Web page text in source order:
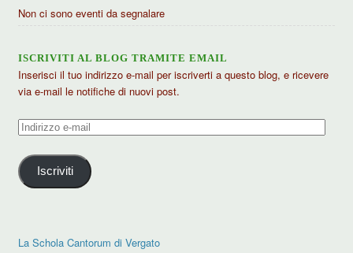
Non ci sono eventi da segnalare
ISCRIVITI AL BLOG TRAMITE EMAIL
Inserisci il tuo indirizzo e-mail per iscriverti a questo blog, e ricevere
via e-mail le notifiche di nuovi post.
Indirizzo
mail
Iscriviti
La Schola Cantorum di Vergato